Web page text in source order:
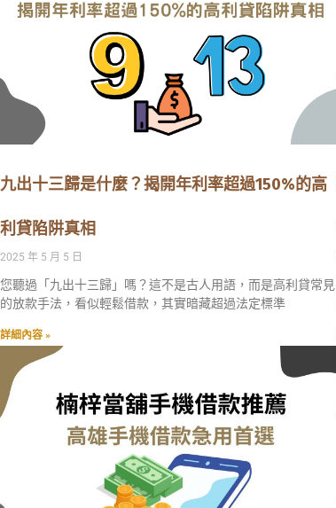
九出十三歸是什麼？揭開年利率超過150%的高
利貸陷阱真相
2025 年 5 月 5 日
您聽過「九出十三歸」嗎？這不是古人用語，而是高利貸常見
的放款手法，看似輕鬆借款，其實暗藏超過法定標準
詳細內容 »